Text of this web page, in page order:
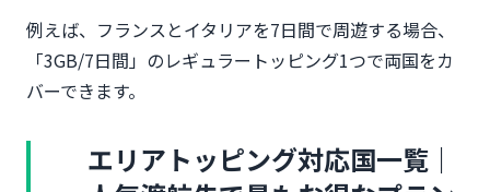
例えば、フランスとイタリアを7日間で周遊する場合、
「3GB/7日間」のレギュラートッピング1つで両国をカ
バーできます。
エリアトッピング対応国一覧｜